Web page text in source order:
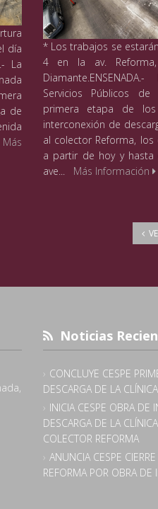
día
La
de
Más
* Los trabajos se
4 en la av.
Servicios Públicos de
primera etapa de
interconexión de
al colector Reforma,
a partir de hoy y
ave... Más Información
Noticias
CONCLUYE CESPE
DESCARGA DE LA
INICIA CESPE OBRA DE
DESCARGA DE LA
COLECTOR REFORMA
ANUNCIA CESPE
REFORMA POR OBRA DE